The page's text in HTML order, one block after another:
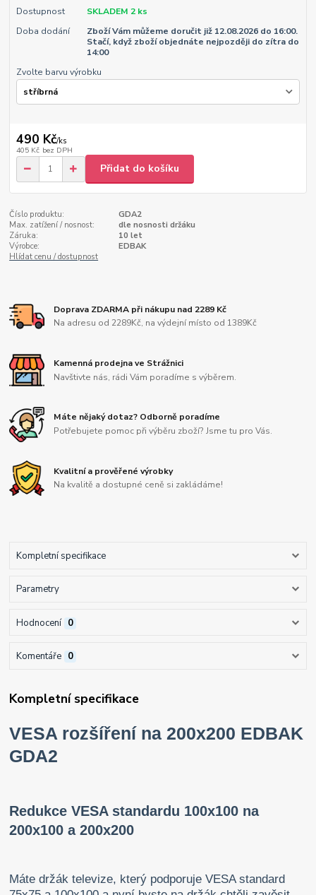
Dostupnost
SKLADEM 2 ks
Doba dodání
Zboží Vám můžeme doručit již 12.08.2026 do 16:00.
Stačí, když zboží objednáte nejpozději do zítra do
14:00
Zvolte barvu výrobku
490 Kč/ks
405 Kč bez DPH
Přidat do košíku
Číslo produktu:
GDA2
Max. zatížení / nosnost:
dle nosnosti držáku
Záruka:
10 let
Výrobce:
EDBAK
Hlídat cenu / dostupnost
Doprava ZDARMA při nákupu nad 2289 Kč
Na adresu od 2289Kč, na výdejní místo od 1389Kč
Kamenná prodejna ve Strážnici
Navštivte nás, rádi Vám poradíme s výběrem.
Máte nějaký dotaz? Odborně poradíme
Potřebujete pomoc při výběru zboží? Jsme tu pro Vás.
Kvalitní a prověřené výrobky
Na kvalitě a dostupné ceně si zakládáme!
Kompletní specifikace
Parametry
Hodnocení 0
Komentáře 0
Kompletní specifikace
VESA rozšíření na 200x200 EDBAK
GDA2
Redukce VESA standardu 100x100 na
200x100 a 200x200
Máte držák televize, který podporuje VESA standard